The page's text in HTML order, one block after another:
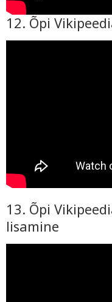
12. Õpi
13. Õpi
lisamine